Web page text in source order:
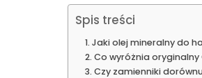
Spis treści
Jaki olej mineralny do
Co wyróżnia oryginalny
Czy zamienniki